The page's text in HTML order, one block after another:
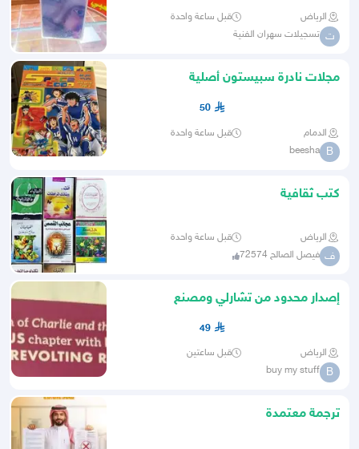
الرياض قبل ساعة واحدة
ت تسجيلات سهران الفنية
مجلات نادرة سبيستون أصلية
50
الدمام قبل ساعة واحدة
B
beesha
كتب ثقافية
الرياض قبل ساعة واحدة
ف فيصل الصالح 72574
إصدار محدود من تشارلي ومصنع
49
الرياض قبل ساعتين
B
buy my stuff
ترجمة معتمدة